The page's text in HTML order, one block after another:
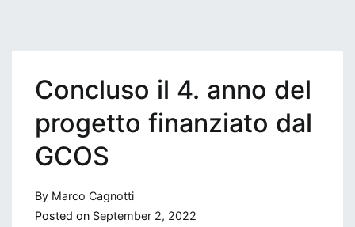
Concluso il 4. anno del
progetto finanziato dal
GCOS
By Marco Cagnotti
Posted on September 2, 2022